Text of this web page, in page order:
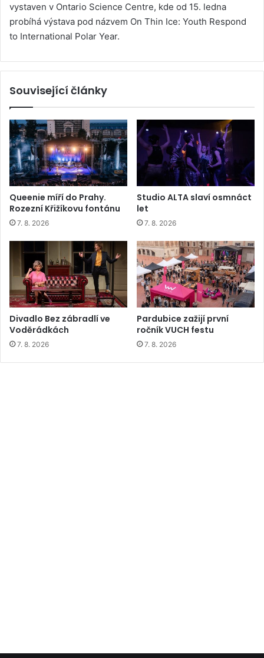
vystaven v Ontario Science Centre, kde od 15. ledna
probíhá výstava pod názvem On Thin Ice: Youth Respond
to International Polar Year.
Související články
Queenie míří do Prahy.
Rozezní Křižíkovu fontánu
7. 8. 2026
Studio ALTA slaví osmnáct
let
7. 8. 2026
Divadlo Bez zábradlí ve
Voděrádkách
7. 8. 2026
Pardubice zažijí první
ročník VUCH festu
7. 8. 2026